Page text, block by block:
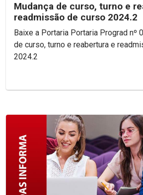
Mudança de curso, turno e
readmissão de curso 2024.2
Baixe a Portaria Portaria Prograd nº 003/2024 Mudança
de curso, turno e reabertura e
2024.2